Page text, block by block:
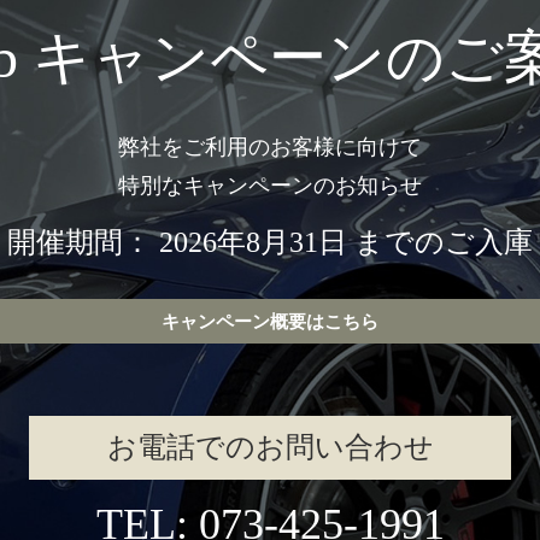
キャンペーンのご
弊社をご利用のお客様に向けて
特別なキャンペーンのお知らせ
開催期間： 2026年8月31日 までのご入庫
キャンペーン概要はこちら
お電話でのお問い合わせ
TEL: 073-425-1991